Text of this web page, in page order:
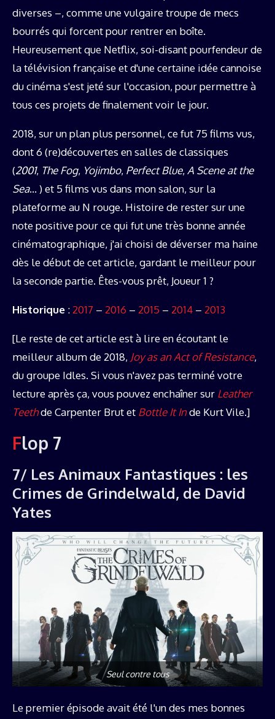
diverses –, comme une vulgaire troupe de mecs
bourrés qui forcent pour rentrer en boîte.
Heureusement que Netflix, soi-disant pourfendeur de
la télévision française et d'une certaine idée cannoise
du cinéma s'est jeté sur l'occasion, pour permettre à
tous ces projets de finalement voir le jour.
2018, sur un plan plus personnel, ce fut 75 films vus,
dont 6 (re)découvertes en salles de classiques
(2001, The Fog, Yojimbo, Perfect Blue, A Scene at the
Sea… ) et 5 films vus dans mon salon, sur la
plateforme au N rouge. Histoire de rester sur une
note positive pour ce qui fut une très bonne année
cinématographique, j'ai choisi de déverser ma haine
dès le début de cet article, gardant le meilleur pour
la seconde partie. Êtes-vous prêt, Joueur 1 ?
Historique : 2017 – 2016 – 2015 – 2014 – 2013
[Le reste de cet article est à lire en écoutant le
meilleur album de 2018, Joy as an Act of Resistance,
du groupe Idles. Si vous n'avez pas terminé votre
lecture après ça, vous pouvez enchaîner sur Leather
Teethde Carpenter Brut et Bottle It Inde Kurt Vile.]
Flop 7
7/ Les Animaux Fantastiques : les
Crimes de Grindelwald, de David
Yates
Seul contre tous
Le premier épisode avait été l'un des mes bonnes